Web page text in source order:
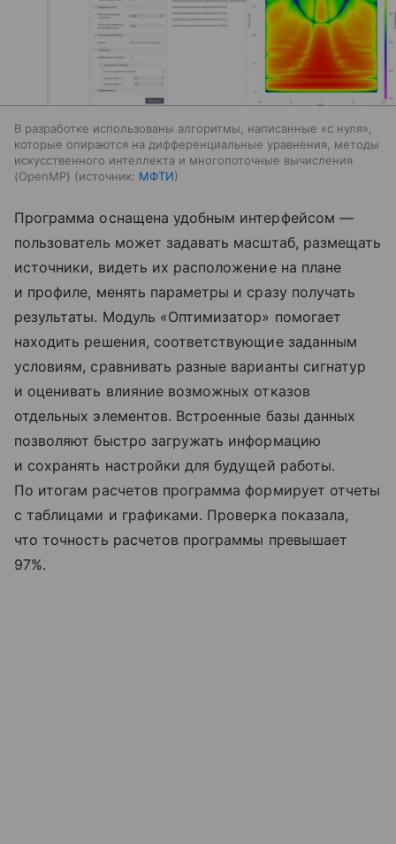
В разработке использованы алгоритмы, написанные «с нуля»,
которые опираются на дифференциальные уравнения, методы
искусственного интеллекта и многопоточные вычисления
(OpenMP)
источник: МФТИ
Программа оснащена удобным интерфейсом —
пользователь может задавать масштаб, размещать
источники, видеть их расположение на плане
и профиле, менять параметры и сразу получать
результаты. Модуль «Оптимизатор» помогает
находить решения, соответствующие заданным
условиям, сравнивать разные варианты сигнатур
и оценивать влияние возможных отказов
отдельных элементов. Встроенные базы данных
позволяют быстро загружать информацию
и сохранять настройки для будущей работы.
По итогам расчетов программа формирует отчеты
с таблицами и графиками. Проверка показала,
что точность расчетов программы превышает
97%.